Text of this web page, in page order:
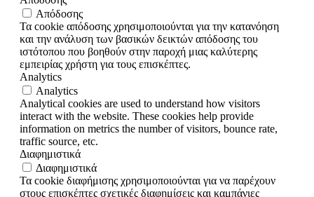
Απόδοσης
Τα cookie απόδοσης χρησιμοποιούνται για την κατανόηση
και την ανάλυση των βασικών δεικτών απόδοσης του
ιστότοπου που βοηθούν στην παροχή μιας καλύτερης
εμπειρίας χρήστη για τους επισκέπτες.
Analytics
Analytics
Analytical cookies are used to understand how visitors
interact with the website. These cookies help provide
information on metrics the number of visitors, bounce rate,
traffic source, etc.
Διαφημιστικά
Διαφημιστικά
Τα cookie διαφήμισης χρησιμοποιούνται για να παρέχουν
στους επισκέπτες σχετικές διαφημίσεις και καμπάνιες